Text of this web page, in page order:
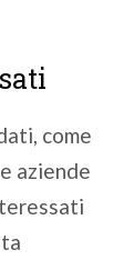
come
aziende